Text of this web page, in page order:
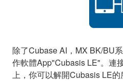
除了Cubase AI，MX BK/BU
作軟體App"Cubasis LE"。連
上，你可以解開Cubasis LE的